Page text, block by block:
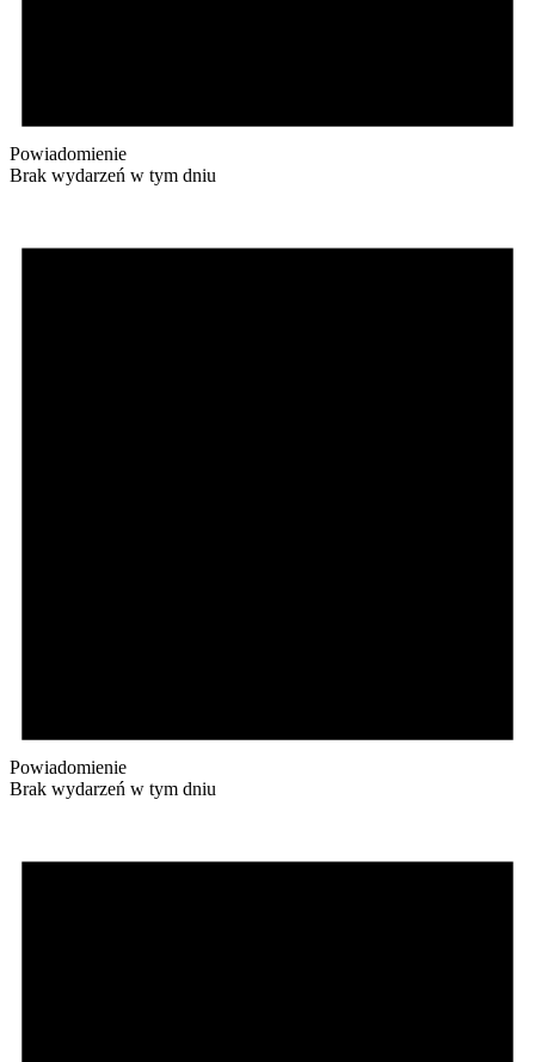
Powiadomienie
Brak wydarzeń w tym dniu
Powiadomienie
Brak wydarzeń w tym dniu